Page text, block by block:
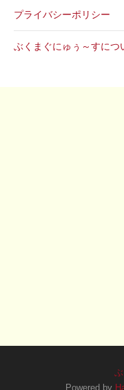
プライバシーポリシー
ぶくまぐにゅぅ～すにつ
Powered by